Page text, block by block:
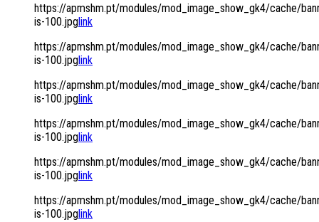
https://apmshm.pt/modules/mod_image_show_gk4/cache/
is-100.jpglink
https://apmshm.pt/modules/mod_image_show_gk4/cache/
is-100.jpglink
https://apmshm.pt/modules/mod_image_show_gk4/cache/
is-100.jpglink
https://apmshm.pt/modules/mod_image_show_gk4/cache/
is-100.jpglink
https://apmshm.pt/modules/mod_image_show_gk4/cache/
is-100.jpglink
https://apmshm.pt/modules/mod_image_show_gk4/cache/
is-100.jpglink